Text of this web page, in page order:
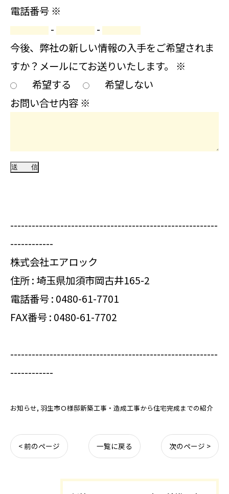
電話番号 ※
-
-
今後、弊社の新しい情報の入手をご希望されま
すか？メールにてお送りいたします。 ※
希望する
希望しない
お問い合せ内容 ※
----------------------------------------------------------
------------
株式会社エアロック
住所 : 埼玉県加須市岡古井165-2
電話番号 : 0480-61-7701
FAX番号 : 0480-61-7702
----------------------------------------------------------
------------
お知らせ 羽生市Ｏ様邸新築工事・造成工事から住宅完成までの紹介
< 前のページ 一覧に戻る 次のページ >